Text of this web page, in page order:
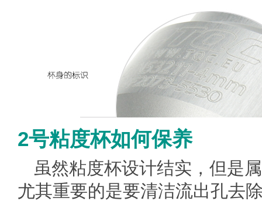
2号粘度杯如何保养
虽然粘度杯设计结实，但是
尤其重要的是要清洁流出孔去